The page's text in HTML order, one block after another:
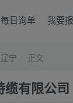
每日询单 我要
辽宁 正文
缆有限公司